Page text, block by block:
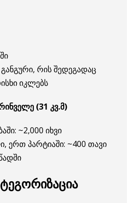
რის შედეგადაც
იკლებს
(31 კვ.მ)
~2,000 იხვი
ერთ პარტიაში: ~400 თავი